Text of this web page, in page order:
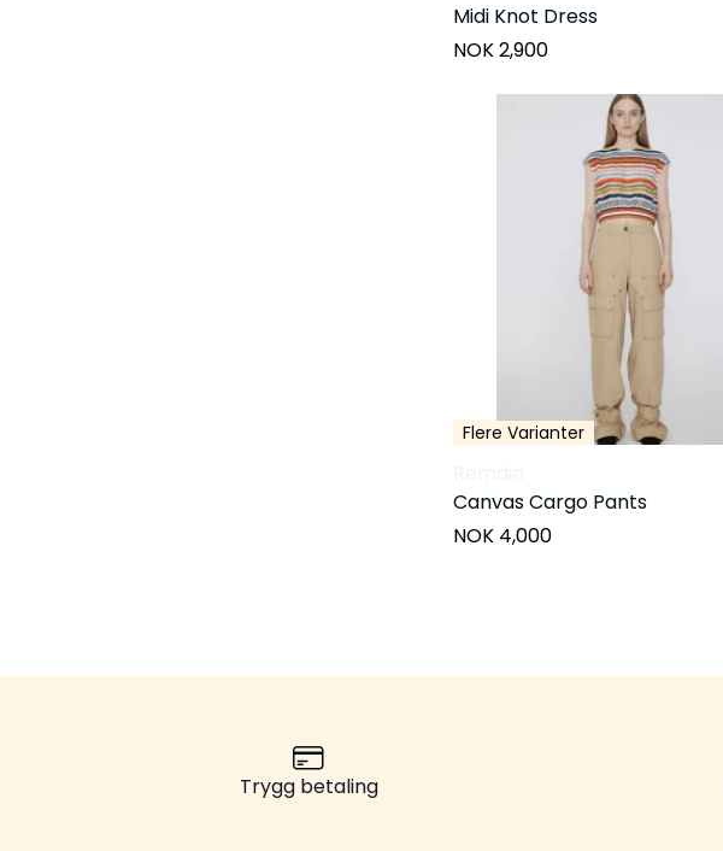
Midi Knot Dress
NOK 2,900
Flere Varianter
Canvas Cargo Pants
NOK 4,000
Trygg betaling